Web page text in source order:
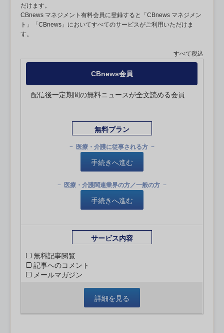
だけます。
CBnews マネジメント有料会員に登録すると「CBnews マネジメン
ト」「CBnews」においてすべてのサービスがご利用いただけま
す。
すべて税込
CBnews会員
配信後一定期間の無料ニュースが全文読める会員
無料プラン
医療・介護に従事される方
手続きへ進む
医療・介護関連業界の方／一般の方
手続きへ進む
サービス内容
無料記事閲覧
記事へのコメント
メールマガジン
詳細を見る